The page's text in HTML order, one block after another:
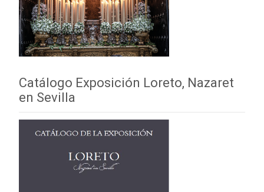
Catálogo Exposición Loreto, Nazaret
en Sevilla